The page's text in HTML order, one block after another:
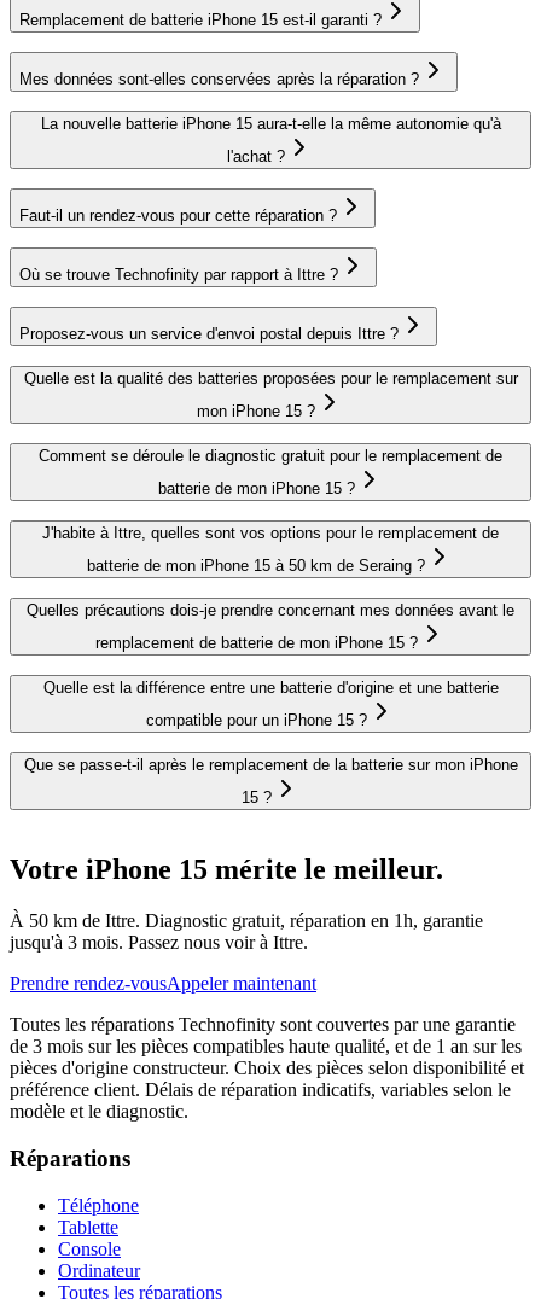
Remplacement de batterie iPhone 15 est-il garanti ?
Mes données sont-elles conservées après la réparation ?
La nouvelle batterie iPhone 15 aura-t-elle la même autonomie qu'à
l'achat ?
Faut-il un rendez-vous pour cette réparation ?
Où se trouve Technofinity par rapport à Ittre ?
Proposez-vous un service d'envoi postal depuis Ittre ?
Quelle est la qualité des batteries proposées pour le remplacement sur
mon iPhone 15 ?
Comment se déroule le diagnostic gratuit pour le remplacement de
batterie de mon iPhone 15 ?
J'habite à Ittre, quelles sont vos options pour le remplacement de
batterie de mon iPhone 15 à 50 km de Seraing ?
Quelles précautions dois-je prendre concernant mes données avant le
remplacement de batterie de mon iPhone 15 ?
Quelle est la différence entre une batterie d'origine et une batterie
compatible pour un iPhone 15 ?
Que se passe-t-il après le remplacement de la batterie sur mon iPhone
15 ?
Votre iPhone 15 mérite le meilleur.
À 50 km de Ittre. Diagnostic gratuit, réparation en 1h, garantie
jusqu'à 3 mois. Passez nous voir à Ittre.
Prendre rendez-vousAppeler maintenant
Toutes les réparations Technofinity sont couvertes par une garantie
de 3 mois sur les pièces compatibles haute qualité, et de 1 an sur les
pièces d'origine constructeur. Choix des pièces selon disponibilité et
préférence client. Délais de réparation indicatifs, variables selon le
modèle et le diagnostic.
Réparations
Téléphone
Tablette
Console
Ordinateur
Toutes les réparations